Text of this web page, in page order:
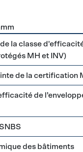
Gebäudehülle
la classe
MH et INV)
de la certification
de
des bâtiments